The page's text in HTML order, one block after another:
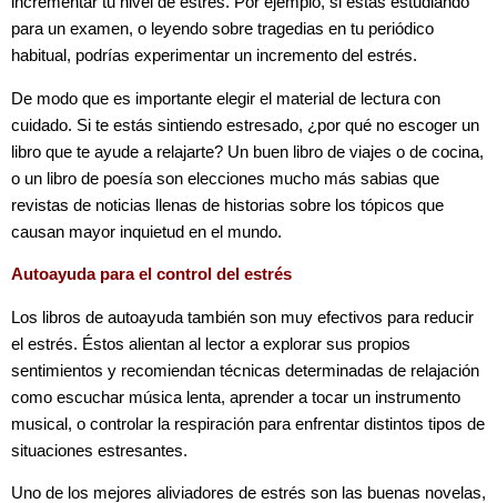
para un examen, o leyendo sobre tragedias en tu periódico
habitual, podrías experimentar un incremento del estrés.
De modo que es importante elegir el material de lectura con
cuidado. Si te estás sintiendo estresado, ¿por qué no escoger un
libro que te ayude a relajarte? Un buen libro de viajes o de cocina,
o un libro de poesía son elecciones mucho más sabias que
revistas de noticias llenas de historias sobre los tópicos que
causan mayor inquietud en el mundo.
Autoayuda para el control del estrés
Los libros de autoayuda también son muy efectivos para reducir
el estrés. Éstos alientan al lector a explorar sus propios
sentimientos y recomiendan técnicas determinadas de relajación
como escuchar música lenta, aprender a tocar un instrumento
musical, o controlar la respiración para enfrentar distintos tipos de
situaciones estresantes.
Uno de los mejores aliviadores de estrés son las buenas novelas,